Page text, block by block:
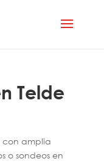
Telde
con amplia
o sondeos en